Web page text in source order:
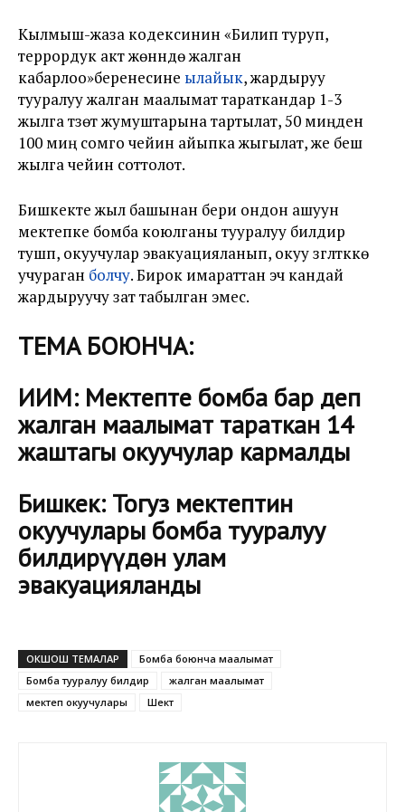
Кылмыш-жаза кодексинин «Билип туруп,
террордук акт жөнүндө жалган
кабарлоо»беренесине ылайык, жардыруу
тууралуу жалган маалымат тараткандар 1-3
жылга түзөтүү жумуштарына тартылат, 50 миңден
100 миң сомго чейин айыпка жыгылат, же беш
жылга чейин соттолот.
Бишкекте жыл башынан бери ондон ашуун
мектепке бомба коюлганы тууралуу билдирүү
тушүп, окуучулар эвакуацияланып, окуу үзгүлтүккө
учураган болчу. Бирок имараттан эч кандай
жардыруучу зат табылган эмес.
ТЕМА БОЮНЧА:
ИИМ: Мектепте бомба бар деп
жалган маалымат тараткан 14
жаштагы окуучулар кармалды
Бишкек: Тогуз мектептин
окуучулары бомба тууралуу
билдирүүдөн улам
эвакуацияланды
ОКШОШ ТЕМАЛАР
Бомба боюнча маалымат
Бомба тууралуу билдирүү
жалган маалымат
мектеп окуучулары
Шектүү